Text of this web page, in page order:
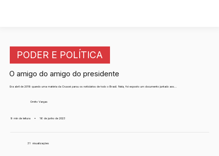
PODER E POLÍTICA
O amigo do amigo do presidente
Era abril de 2019 quando uma matéria da Crusoé parou os noticiários de todo o Brasil. Nela, foi exposto um documento juntado aos...
Ornito Vargas
9 min de leitura • 16 de junho de 2023
31 visualizações